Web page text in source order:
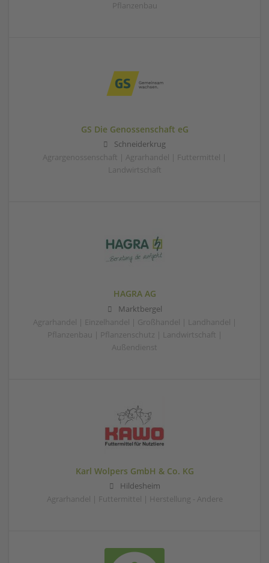
Pflanzenbau
GS Die Genossenschaft eG
Schneiderkrug
Agrargenossenschaft | Agrarhandel | Futtermittel |
Landwirtschaft
HAGRA AG
Marktbergel
Agrarhandel | Einzelhandel | Großhandel | Landhandel |
Pflanzenbau | Pflanzenschutz | Landwirtschaft |
Außendienst
Karl Wolpers GmbH & Co. KG
Hildesheim
Agrarhandel | Futtermittel | Herstellung - Andere